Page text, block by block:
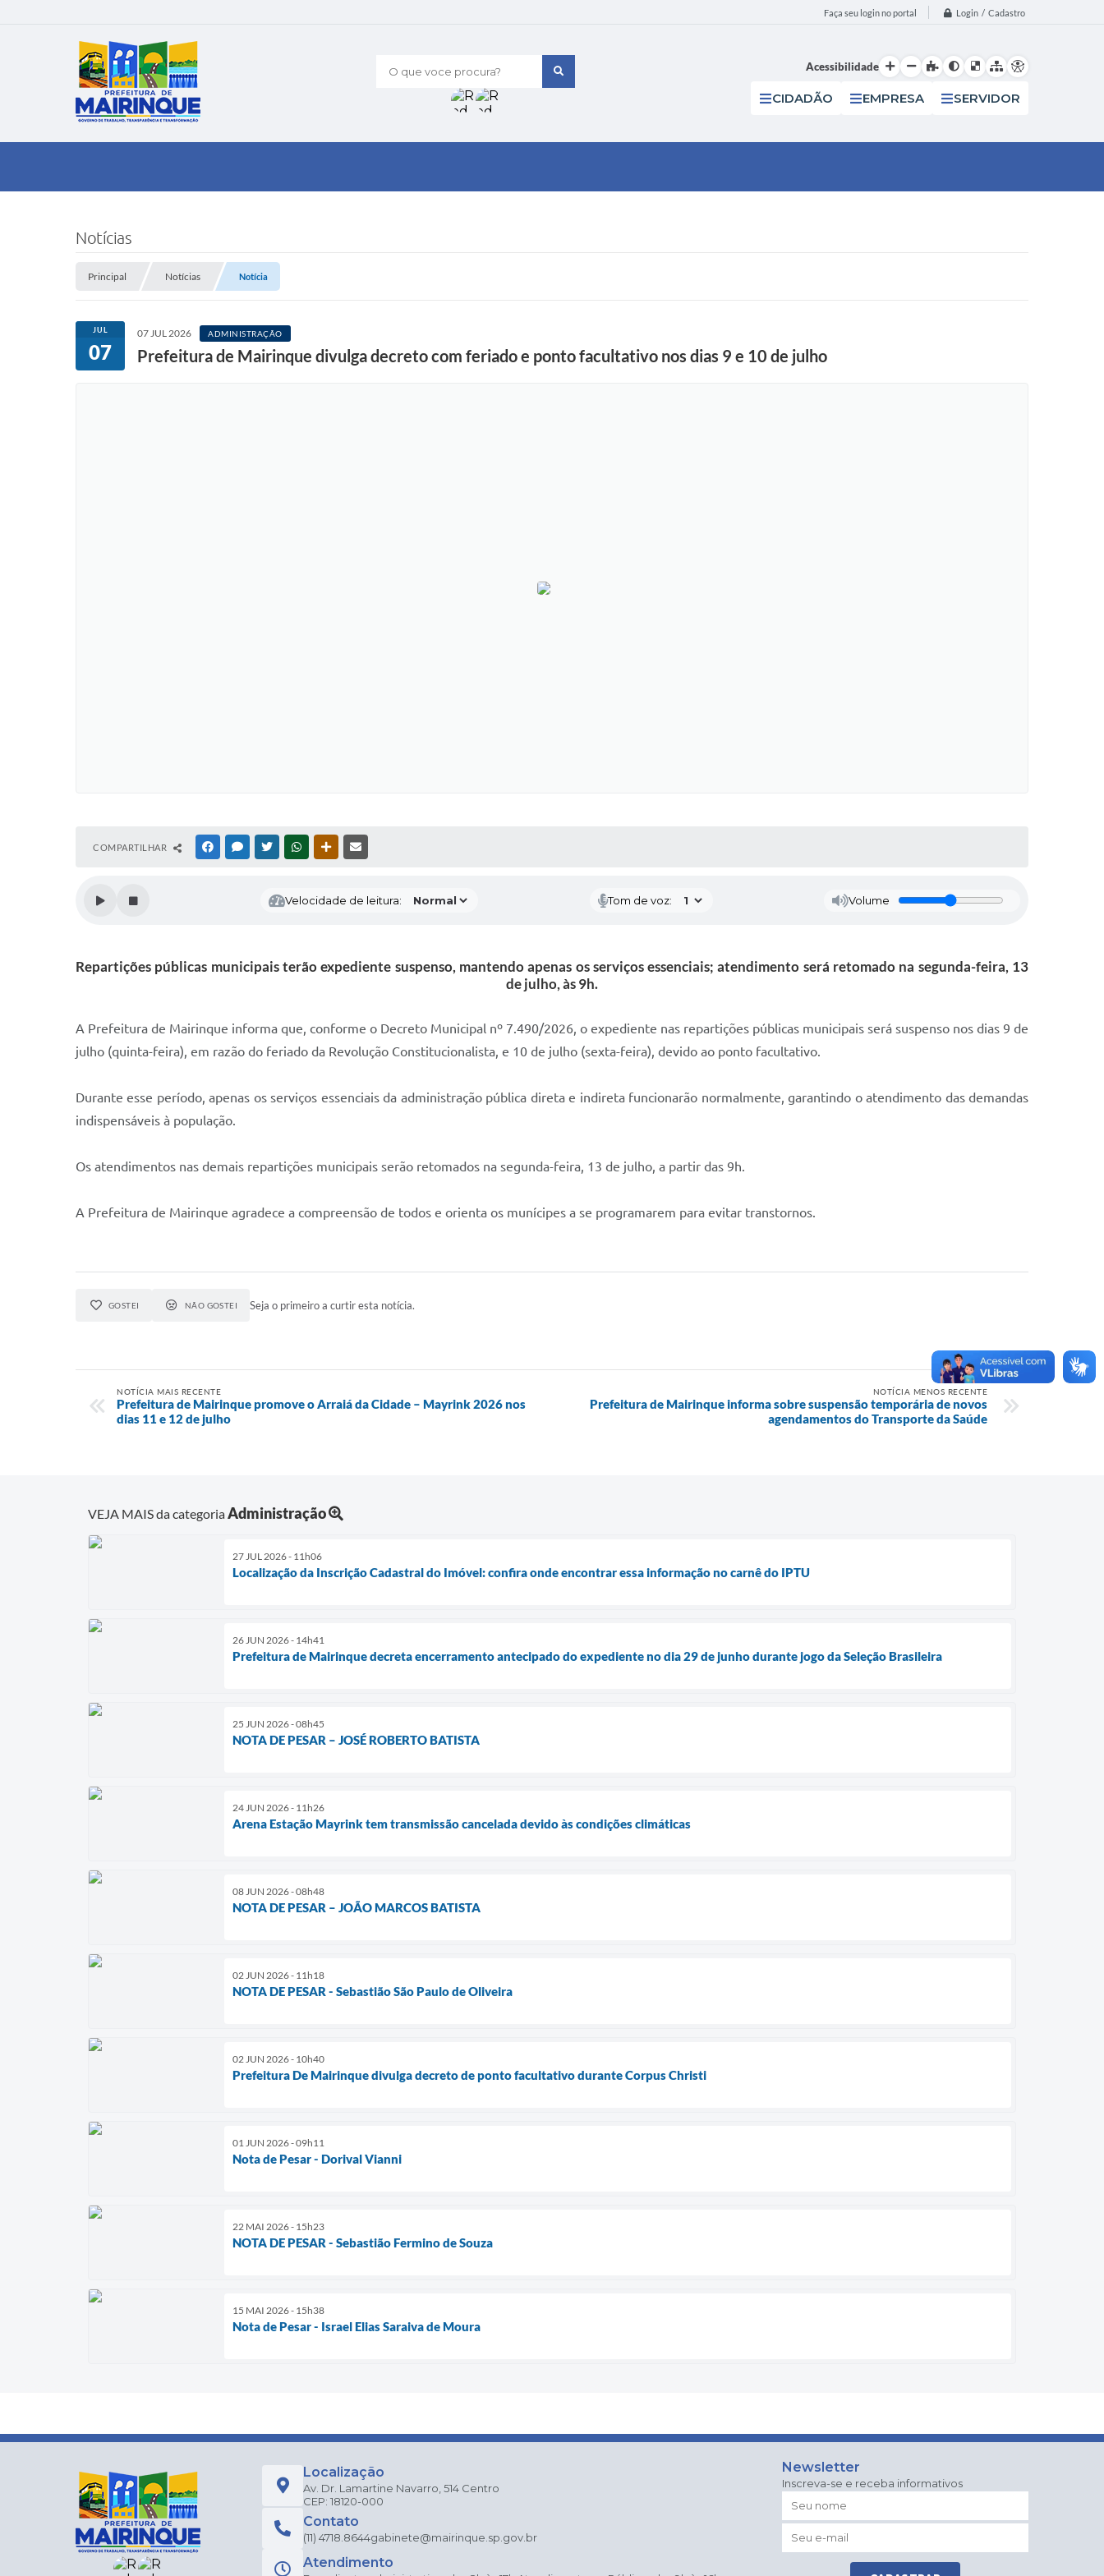
Faça seu login no portal Login / Cadastro
O que voce procura? Acessibilidade
CIDADÃO EMPRESA SERVIDOR
Notícias
Principal Notícias Notícia
JUL
07
07 JUL 2026 ADMINISTRAÇÃO
Prefeitura de Mairinque divulga decreto com feriado e ponto facultativo nos dias 9 e 10 de julho
COMPARTILHAR FACEBOOKMESSENGER
TWITTERWHATSAPPOUTRAS MÍDIAS
Velocidade de leitura: Tom de voz: Volume
Repartições públicas municipais terão expediente suspenso, mantendo apenas os serviços essenciais; atendimento será retomado na segunda-feira, 13
de julho, às 9h.
A Prefeitura de Mairinque informa que, conforme o Decreto Municipal nº 7.490/2026, o expediente nas repartições públicas municipais será suspenso nos dias 9 de
julho (quinta-feira), em razão do feriado da Revolução Constitucionalista, e 10 de julho (sexta-feira), devido ao ponto facultativo.
Durante esse período, apenas os serviços essenciais da administração pública direta e indireta funcionarão normalmente, garantindo o atendimento das demandas
indispensáveis à população.
Os atendimentos nas demais repartições municipais serão retomados na segunda-feira, 13 de julho, a partir das 9h.
A Prefeitura de Mairinque agradece a compreensão de todos e orienta os munícipes a se programarem para evitar transtornos.
GOSTEI NÃO GOSTEI Seja o primeiro a curtir esta notícia.
NOTÍCIA MAIS RECENTE
Prefeitura de Mairinque promove o Arraiá da Cidade – Mayrink 2026 nos
dias 11 e 12 de julho
NOTÍCIA MENOS RECENTE
Prefeitura de Mairinque informa sobre suspensão temporária de novos
agendamentos do Transporte da Saúde
VEJA MAIS da categoriaAdministração
27 JUL 2026 - 11h06
Localização da Inscrição Cadastral do Imóvel: confira onde encontrar essa informação no carnê do IPTU
26 JUN 2026 - 14h41
Prefeitura de Mairinque decreta encerramento antecipado do expediente no dia 29 de junho durante jogo da Seleção Brasileira
25 JUN 2026 - 08h45
NOTA DE PESAR – JOSÉ ROBERTO BATISTA
24 JUN 2026 - 11h26
Arena Estação Mayrink tem transmissão cancelada devido às condições climáticas
08 JUN 2026 - 08h48
NOTA DE PESAR – JOÃO MARCOS BATISTA
02 JUN 2026 - 11h18
NOTA DE PESAR - Sebastião São Paulo de Oliveira
02 JUN 2026 - 10h40
Prefeitura De Mairinque divulga decreto de ponto facultativo durante Corpus Christi
01 JUN 2026 - 09h11
Nota de Pesar - Dorival Vianni
22 MAI 2026 - 15h23
NOTA DE PESAR - Sebastião Fermino de Souza
15 MAI 2026 - 15h38
Nota de Pesar - Israel Elias Saraiva de Moura
Localização
Av. Dr. Lamartine Navarro, 514 Centro
CEP: 18120-000
Contato
(11) 4718.8644gabinete@mairinque.sp.gov.br
Atendimento
Newsletter
Inscreva-se e receba informativos